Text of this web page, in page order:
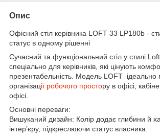
Опис
Офісний стіл керівника LOFT 33 LP180b -
статус в одному рішенні
Сучасний та функціональний стіл у стилі
спеціально для керівників, які цінують
презентабельність. Модель LOFT ідеально
організації робочого простору в офісі,
офісі.
Основні переваги:
Вишуканий дизайн: Колір додає глибини й
інтер’єру, підкреслюючи статус власника.